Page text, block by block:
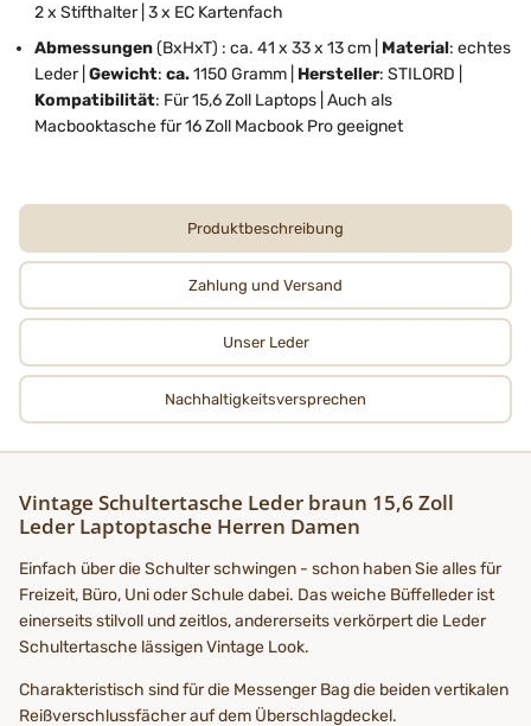
2 x Stifthalter | 3 x EC Kartenfach
Abmessungen(BxHxT) : ca. 41 x 33 x 13 cm | Material: echtes
Leder | Gewicht: ca.1150 Gramm | Hersteller: STILORD |
Kompatibilität: Für 15,6 Zoll Laptops | Auch als
Macbooktasche für 16 Zoll Macbook Pro geeignet
Produktbeschreibung
Zahlung und Versand
Unser Leder
Nachhaltigkeits­­­versprechen
Vintage Schultertasche Leder braun 15,6 Zoll
Leder Laptoptasche Herren Damen
Einfach über die Schulter schwingen - schon haben Sie alles für
Freizeit, Büro, Uni oder Schule dabei. Das weiche Büffelleder ist
einerseits stilvoll und zeitlos, andererseits verkörpert die Leder
Schultertasche lässigen Vintage Look.
Charakteristisch sind für die Messenger Bag die beiden vertikalen
Reißverschlussfächer auf dem Überschlagdeckel.